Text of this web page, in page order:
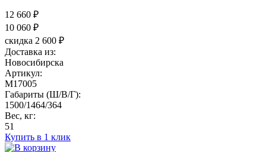
12 660 ₽
10 060 ₽
скидка 2 600 ₽
Доставка из:
Новосибирска
Артикул:
M17005
Габариты (Ш/В/Г):
1500/1464/364
Вес, кг:
51
Купить в 1 клик